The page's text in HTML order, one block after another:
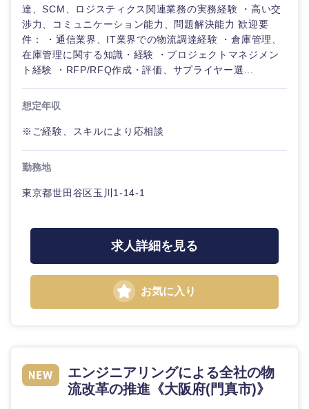
達、SCM、ロジスティクス関連業務の実務経験 ・高い交
渉力、コミュニケーション能力、問題解決能力 歓迎要
件： ・通信業界、IT業界での物流調達経験 ・倉庫管理、
在庫管理に関する知識・経験 ・プロジェクトマネジメン
ト経験 ・RFP/RFQ作成・評価、サプライヤー選...
想定年収
※ご経験、スキルにより応相談
勤務地
東京都世田谷区玉川1-14-1
求人詳細を見る
お気に入り
エンジニアリングによる全社の物
流改革の推進《大阪府(門真市)》